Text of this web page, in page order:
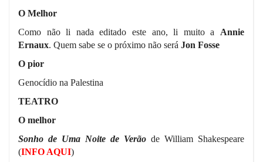
O Melhor
Como não li nada editado este ano, li muito a Annie
Ernaux. Quem sabe se o próximo não será Jon Fosse
O pior
Genocídio na Palestina
TEATRO
O melhor
Sonho de Uma Noite de Verão de William Shakespeare
(INFO AQUI)